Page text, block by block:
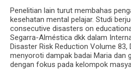
Penelitian lain turut membahas
kesehatan mental pelajar. Studi
consecutive disasters on
Segarra-Alméstica dkk dalam
Disaster Risk Reduction Volume 83,
menyoroti dampak badai Maria dan
dengan fokus pada kelompok